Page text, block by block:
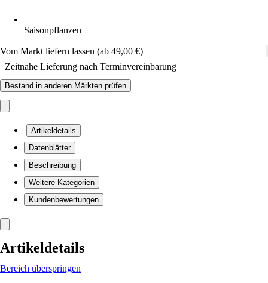
Saisonpflanzen
Vom Markt liefern lassen (ab 49,00 €)
Zeitnahe Lieferung nach Terminvereinbarung
Bestand in anderen Märkten prüfen
Artikeldetails
Datenblätter
Beschreibung
Weitere Kategorien
Kundenbewertungen
Artikeldetails
Bereich überspringen